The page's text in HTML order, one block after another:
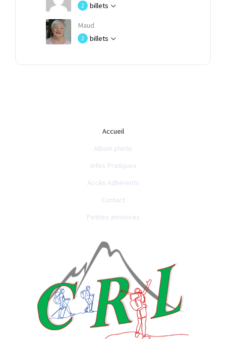
2 billets
Maud
2 billets
Accueil
Album photo
Infos Pratiques
Accès Adhérents
Contact
Petites annonces